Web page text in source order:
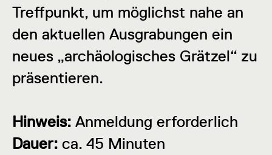
Treffpunkt, um möglichst nahe an
den aktuellen Ausgrabungen ein
neues „archäologisches Grätzel“ zu
präsentieren.
Hinweis: Anmeldung erforderlich
Dauer: ca. 45 Minuten